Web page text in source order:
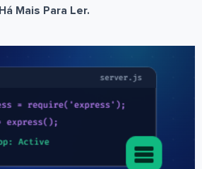
Há Mais Para Ler.